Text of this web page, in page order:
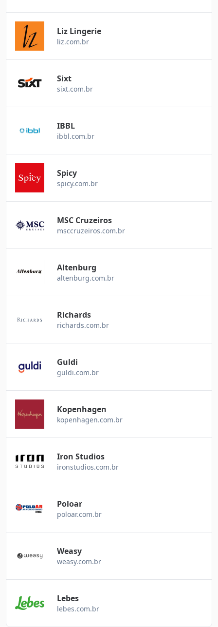
Liz Lingerie
liz.com.br
Sixt
sixt.com.br
IBBL
ibbl.com.br
Spicy
spicy.com.br
MSC Cruzeiros
msccruzeiros.com.br
Altenburg
altenburg.com.br
Richards
richards.com.br
Guldi
guldi.com.br
Kopenhagen
kopenhagen.com.br
Iron Studios
ironstudios.com.br
Poloar
poloar.com.br
Weasy
weasy.com.br
Lebes
lebes.com.br